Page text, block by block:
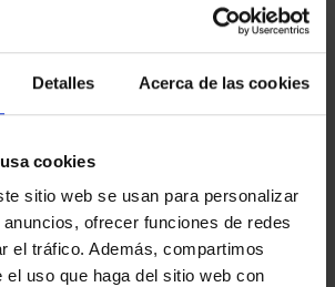
Detalles Acerca de las cookies
cookies
sitio web se usan para personalizar
ofrecer funciones de redes
el tráfico. Además, compartimos
el uso que haga del sitio web con
CIUDADES PATRIMONIO
- ALCALÁ DE HENARES
73,00 €